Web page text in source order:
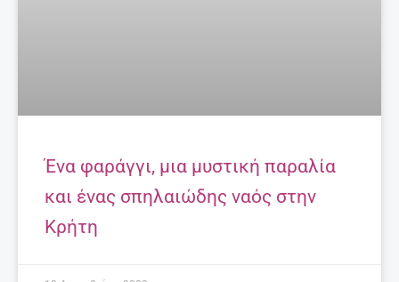
Ένα φαράγγι, μια μυστική παραλία
και ένας σπηλαιώδης ναός στην
Κρήτη